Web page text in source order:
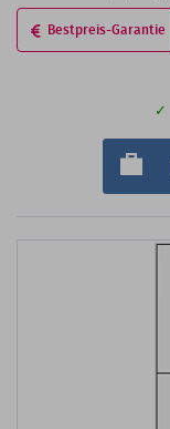
Bestpreis-Garantie